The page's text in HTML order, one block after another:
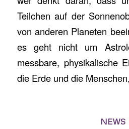
Teilchen auf der
von anderen Planeten
es geht nicht um
messbare, physikalische
die Erde und die
NEWS